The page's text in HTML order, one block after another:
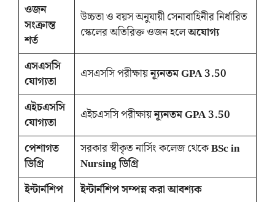
ওজন
সংক্রান্ত
শর্ত
উচ্চতা ও বয়স অনুযায়ী সেনাবাহিনীর নির্ধারিত
স্কেলের অতিরিক্ত ওজন হলেঅযোগ্য
এসএসসি
যোগ্যতা
এসএসসি পরীক্ষায়ন্যূনতম GPA 3.50
এইচএসসি
যোগ্যতা
এইচএসসি পরীক্ষায়ন্যূনতম GPA 3.50
পেশাগত
ডিগ্রি
সরকার স্বীকৃত নার্সিং কলেজ থেকেBSc in
Nursing ডিগ্রি
ইন্টার্নশিপ
ইন্টার্নশিপ সম্পন্ন করা আবশ্যক